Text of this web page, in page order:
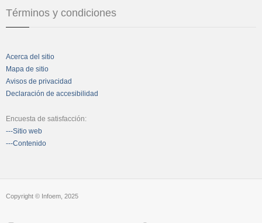
Términos y condiciones
Acerca del sitio
Mapa de sitio
Avisos de privacidad
Declaración de accesibilidad
Encuesta de satisfacción:
---Sitio web
---Contenido
Copyright © Infoem, 2025